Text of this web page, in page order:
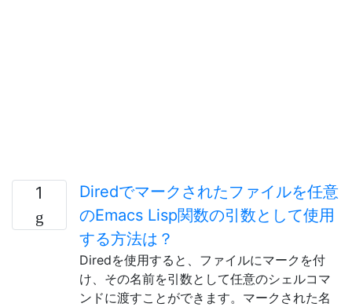
1
Diredでマークされたファイルを任意
のEmacs Lisp関数の引数として使用
する方法は？
Diredを使用すると、ファイルにマークを付
け、その名前を引数として任意のシェルコマ
ンドに渡すことができます。マークされた名